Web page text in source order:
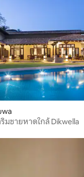
มชายหาดใกล้ Dikwella